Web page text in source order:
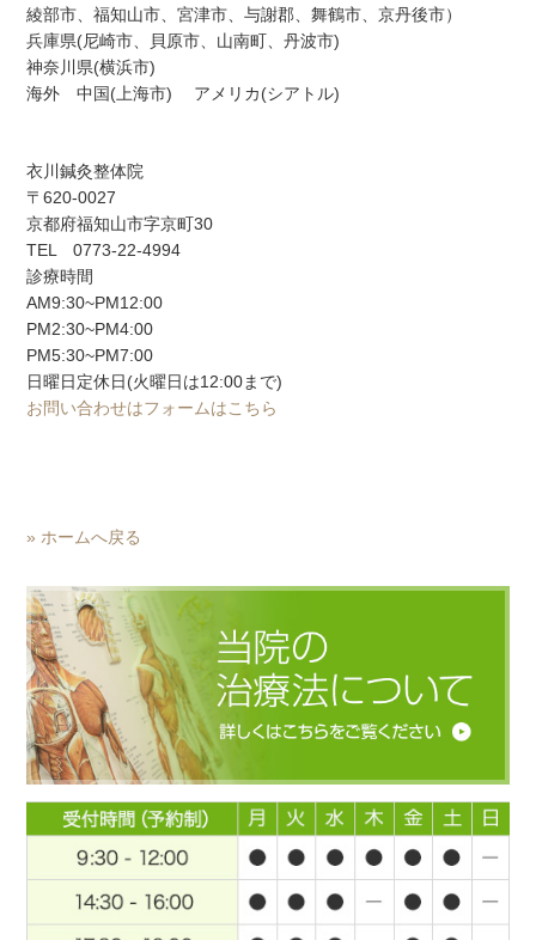
綾部市、福知山市、宮津市、与謝郡、舞鶴市、京丹後市）
兵庫県(尼崎市、貝原市、山南町、丹波市)
神奈川県(横浜市)
海外 中国(上海市) アメリカ(シアトル)
衣川鍼灸整体院
〒620-0027
京都府福知山市字京町30
TEL 0773-22-4994
診療時間
AM9:30~PM12:00
PM2:30~PM4:00
PM5:30~PM7:00
日曜日定休日(火曜日は12:00まで)
お問い合わせはフォームはこちら
» ホームへ戻る